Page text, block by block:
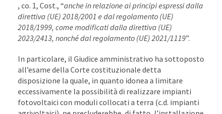
, co. 1, Cost., “anche in relazione ai principi espressi dalla
direttiva (UE) 2018/2001 e dal regolamento (UE)
2018/1999, come modificati dalla direttiva (UE)
2023/2413, nonché dal regolamento (UE) 2021/1119”.
In particolare, il Giudice amministrativo ha sottoposto
all’esame della Corte costituzionale detta
disposizione la quale, in quanto idonea a limitare
eccessivamente la possibilità di realizzare impianti
fotovoltaici con moduli collocati a terra (c.d. impianti